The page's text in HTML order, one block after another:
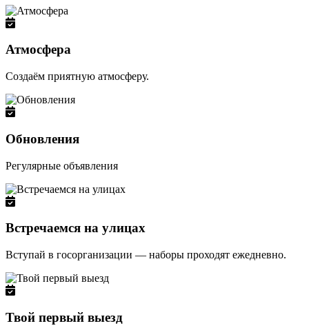
Атмосфера
Создаём приятную атмосферу.
Обновления
Регулярные объявления
Встречаемся на улицах
Вступай в госорганизации — наборы проходят ежедневно.
Твой первый выезд